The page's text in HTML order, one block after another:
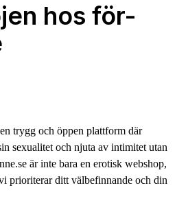
hos för-
trygg och öppen plattform där
sexualitet och njuta av intimitet utan
är inte bara en erotisk webshop,
prioriterar ditt välbefinnande och din